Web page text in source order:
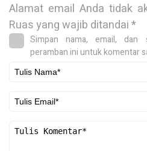
Alamat email Anda tidak
Ruas yang wajib ditandai*
Simpan nama, email,
peramban ini untuk komentar